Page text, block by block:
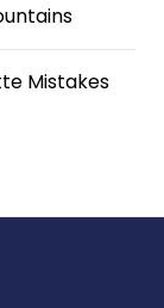
Mistakes